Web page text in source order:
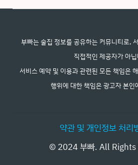
부빠는 술집 정보를 공유하는 커뮤니티로,
직접적인 제공자가 아
서비스 예약 및 이용과 관련된 모든 책임은
행위에 대한 책임은 광고자 본인
약관 및 개인정보 처리
© 2024 부빠. All Rights